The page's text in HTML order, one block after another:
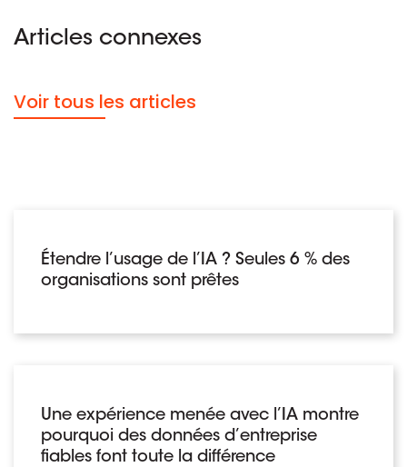
Articles connexes
Voir tous les articles
Étendre l’usage de l’IA ? Seules 6 % des
organisations sont prêtes
Une expérience menée avec l’IA montre
pourquoi des données d’entreprise
fiables font toute la différence